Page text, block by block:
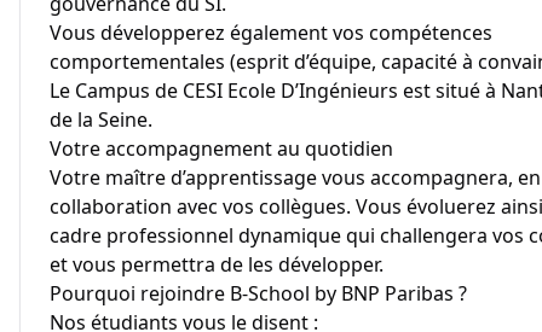
Vous développerez également vos compétences
comportementales (esprit d’équipe, capacité à
Le Campus de CESI Ecole D’Ingénieurs est situé à
de la Seine.
Votre accompagnement au quotidien
Votre maître d’apprentissage vous accompagnera,
collaboration avec vos collègues. Vous évoluerez
cadre professionnel dynamique qui challengera vos
et vous permettra de les développer.
Pourquoi rejoindre B-School by BNP Paribas ?
Nos étudiants vous le disent :